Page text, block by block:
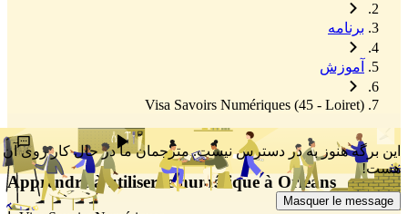
برنامه
آموزش
Visa Savoirs Numériques (45 - Loiret)
این برگه هنوز به در دسترس نیست. مترجمان ما در حال کار روی آن
هست!
Masquer le message
ارسال پیشنهاد برای بهبود گوش بدهید
Apprendre à utiliser le numérique à Orléans